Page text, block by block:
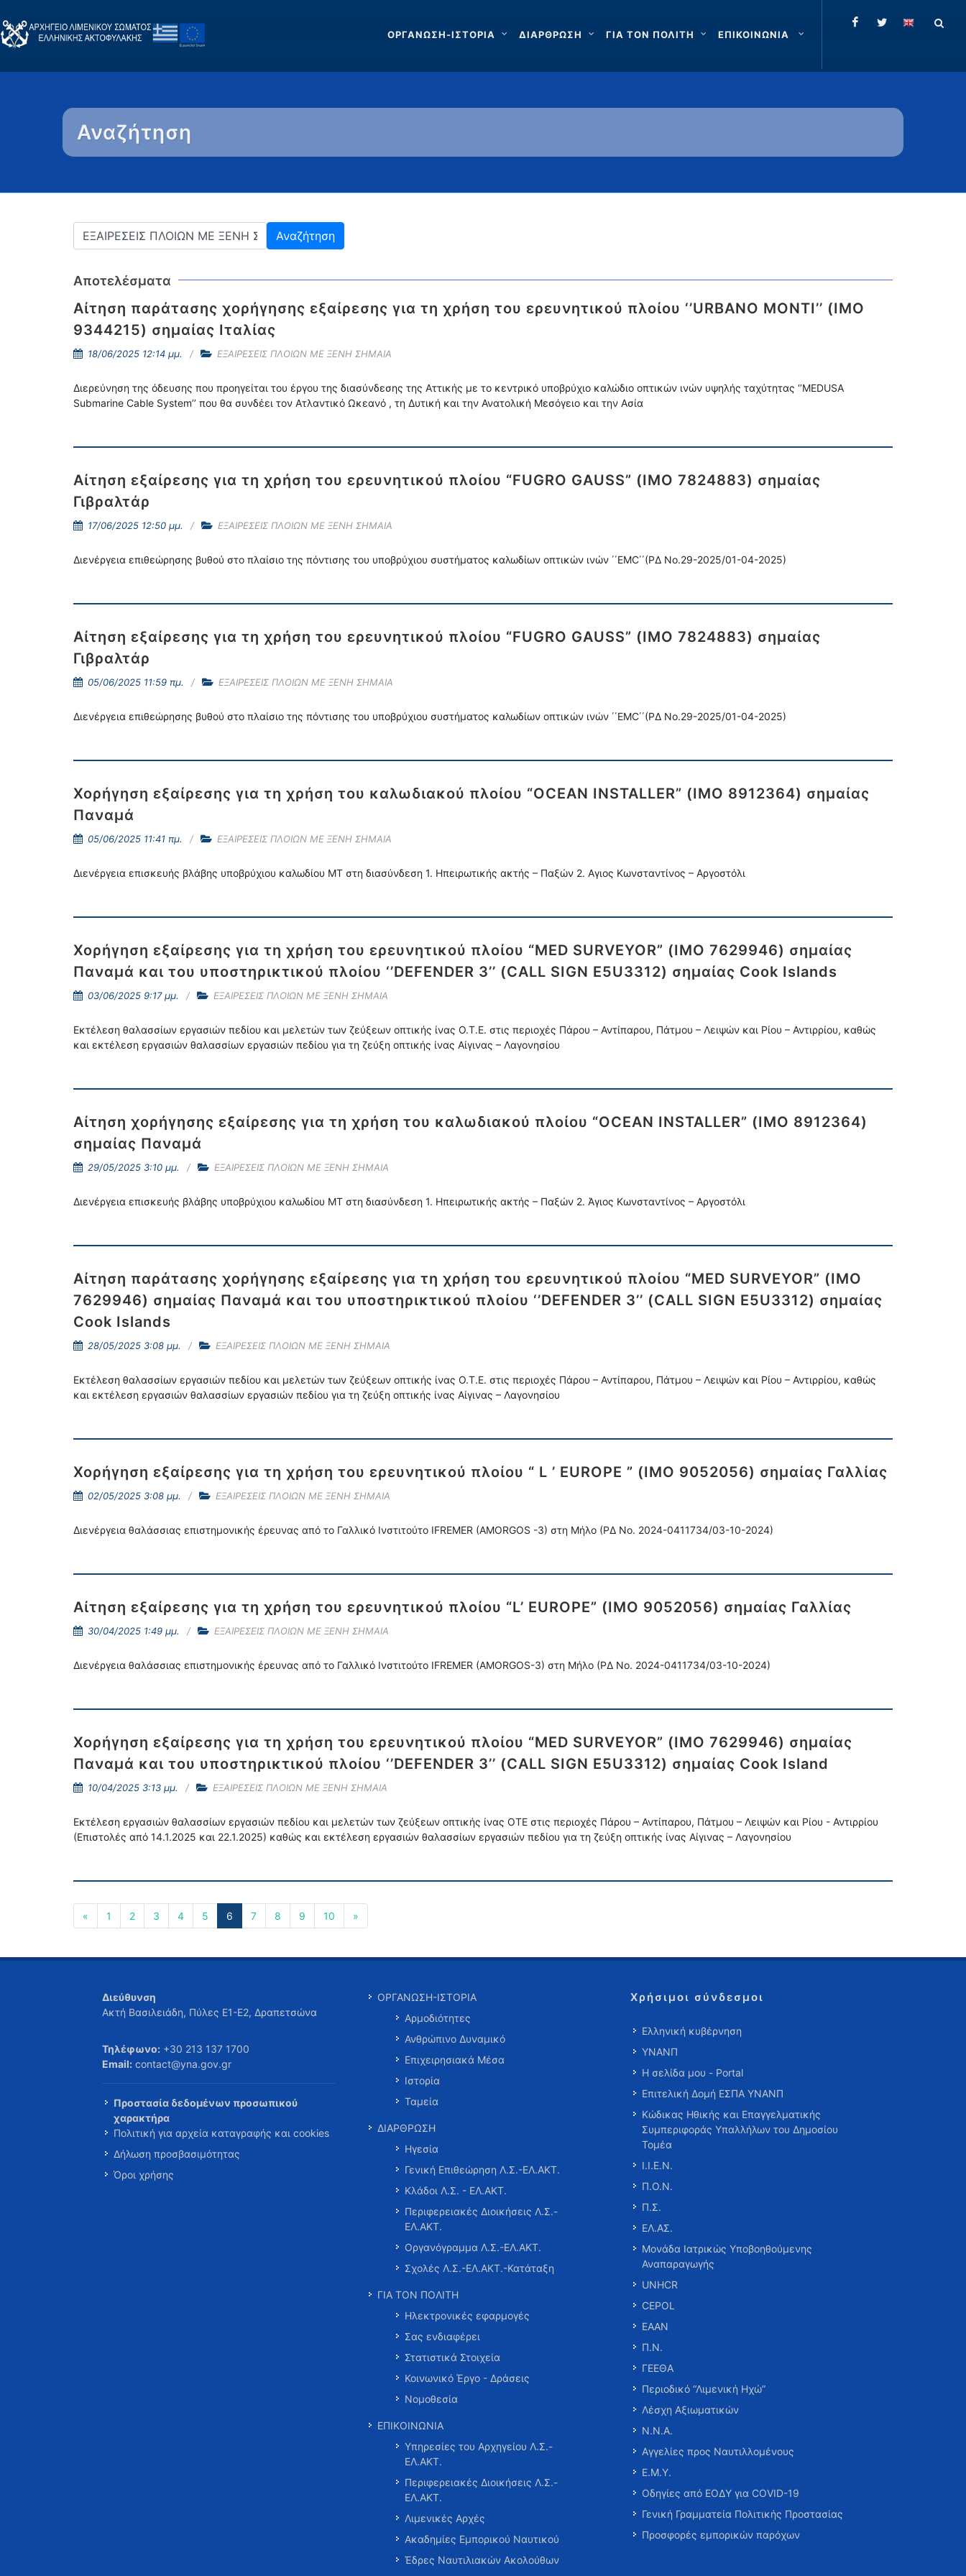
ΟΡΓΑΝΩΣΗ-ΙΣΤΟΡΙΑ ΔΙΑΡΘΡΩΣΗ ΓΙΑ ΤΟΝ ΠΟΛΙΤΗ ΕΠΙΚΟΙΝΩΝΙΑ
Αναζήτηση
Αποτελέσματα
Αίτηση παράτασης χορήγησης εξαίρεσης για τη χρήση του ερευνητικού πλοίου ‘’URBANO MONTI’’ (IMO
9344215) σημαίας Ιταλίας
18/06/2025 12:14 μμ. ΕΞΑΙΡΕΣΕΙΣ ΠΛΟΙΩΝ ΜΕ ΞΕΝΗ ΣΗΜΑΙΑ
Διερεύνηση της όδευσης που προηγείται του έργου της διασύνδεσης της Αττικής με το κεντρικό υποβρύχιο καλώδιο οπτικών ινών υψηλής ταχύτητας ‘’MEDUSA
Submarine Cable System’’ που θα συνδέει τον Ατλαντικό Ωκεανό , τη Δυτική και την Ανατολική Μεσόγειο και την Ασία
Αίτηση εξαίρεσης για τη χρήση του ερευνητικού πλοίου “FUGRO GAUSS” (IMO 7824883) σημαίας
Γιβραλτάρ
17/06/2025 12:50 μμ. ΕΞΑΙΡΕΣΕΙΣ ΠΛΟΙΩΝ ΜΕ ΞΕΝΗ ΣΗΜΑΙΑ
Διενέργεια επιθεώρησης βυθού στο πλαίσιο της πόντισης του υποβρύχιου συστήματος καλωδίων οπτικών ινών ΄΄EMC΄΄(ΡΔ Νο.29-2025/01-04-2025)
Αίτηση εξαίρεσης για τη χρήση του ερευνητικού πλοίου “FUGRO GAUSS” (IMO 7824883) σημαίας
Γιβραλτάρ
05/06/2025 11:59 πμ. ΕΞΑΙΡΕΣΕΙΣ ΠΛΟΙΩΝ ΜΕ ΞΕΝΗ ΣΗΜΑΙΑ
Διενέργεια επιθεώρησης βυθού στο πλαίσιο της πόντισης του υποβρύχιου συστήματος καλωδίων οπτικών ινών ΄΄EMC΄΄(ΡΔ Νο.29-2025/01-04-2025)
Χορήγηση εξαίρεσης για τη χρήση του καλωδιακού πλοίου “OCEAN INSTALLER” (IMO 8912364) σημαίας
Παναμά
05/06/2025 11:41 πμ. ΕΞΑΙΡΕΣΕΙΣ ΠΛΟΙΩΝ ΜΕ ΞΕΝΗ ΣΗΜΑΙΑ
Διενέργεια επισκευής βλάβης υποβρύχιου καλωδίου ΜΤ στη διασύνδεση 1. Ηπειρωτικής ακτής – Παξών 2. Αγιος Κωνσταντίνος – Αργοστόλι
Χορήγηση εξαίρεσης για τη χρήση του ερευνητικού πλοίου “MED SURVEYOR” (IMO 7629946) σημαίας
Παναμά και του υποστηρικτικού πλοίου ‘’DEFENDER 3’’ (CALL SIGN E5U3312) σημαίας Cook Islands
03/06/2025 9:17 μμ. ΕΞΑΙΡΕΣΕΙΣ ΠΛΟΙΩΝ ΜΕ ΞΕΝΗ ΣΗΜΑΙΑ
Εκτέλεση θαλασσίων εργασιών πεδίου και μελετών των ζεύξεων οπτικής ίνας Ο.Τ.Ε. στις περιοχές Πάρου – Αντίπαρου, Πάτμου – Λειψών και Ρίου – Αντιρρίου, καθώς
και εκτέλεση εργασιών θαλασσίων εργασιών πεδίου για τη ζεύξη οπτικής ίνας Αίγινας – Λαγονησίου
Αίτηση χορήγησης εξαίρεσης για τη χρήση του καλωδιακού πλοίου “OCEAN INSTALLER” (IMO 8912364)
σημαίας Παναμά
29/05/2025 3:10 μμ. ΕΞΑΙΡΕΣΕΙΣ ΠΛΟΙΩΝ ΜΕ ΞΕΝΗ ΣΗΜΑΙΑ
Διενέργεια επισκευής βλάβης υποβρύχιου καλωδίου ΜΤ στη διασύνδεση 1. Ηπειρωτικής ακτής – Παξών 2. Άγιος Κωνσταντίνος – Αργοστόλι
Αίτηση παράτασης χορήγησης εξαίρεσης για τη χρήση του ερευνητικού πλοίου “MED SURVEYOR” (IMO
7629946) σημαίας Παναμά και του υποστηρικτικού πλοίου ‘’DEFENDER 3’’ (CALL SIGN E5U3312) σημαίας
Cook Islands
28/05/2025 3:08 μμ. ΕΞΑΙΡΕΣΕΙΣ ΠΛΟΙΩΝ ΜΕ ΞΕΝΗ ΣΗΜΑΙΑ
Εκτέλεση θαλασσίων εργασιών πεδίου και μελετών των ζεύξεων οπτικής ίνας Ο.Τ.Ε. στις περιοχές Πάρου – Αντίπαρου, Πάτμου – Λειψών και Ρίου – Αντιρρίου, καθώς
και εκτέλεση εργασιών θαλασσίων εργασιών πεδίου για τη ζεύξη οπτικής ίνας Αίγινας – Λαγονησίου
Χορήγηση εξαίρεσης για τη χρήση του ερευνητικού πλοίου “ L ’ EUROPE ” (IMO 9052056) σημαίας Γαλλίας
02/05/2025 3:08 μμ. ΕΞΑΙΡΕΣΕΙΣ ΠΛΟΙΩΝ ΜΕ ΞΕΝΗ ΣΗΜΑΙΑ
Διενέργεια θαλάσσιας επιστημονικής έρευνας από το Γαλλικό Ινστιτούτο IFREMER (AMORGOS -3) στη Μήλο (ΡΔ Νο. 2024-0411734/03-10-2024)
Αίτηση εξαίρεσης για τη χρήση του ερευνητικού πλοίου “L’ EUROPE” (IMO 9052056) σημαίας Γαλλίας
30/04/2025 1:49 μμ. ΕΞΑΙΡΕΣΕΙΣ ΠΛΟΙΩΝ ΜΕ ΞΕΝΗ ΣΗΜΑΙΑ
Διενέργεια θαλάσσιας επιστημονικής έρευνας από το Γαλλικό Ινστιτούτο IFREMER (AMORGOS-3) στη Μήλο (ΡΔ Νο. 2024-0411734/03-10-2024)
Χορήγηση εξαίρεσης για τη χρήση του ερευνητικού πλοίου “MED SURVEYOR” (IMO 7629946) σημαίας
Παναμά και του υποστηρικτικού πλοίου ‘’DEFENDER 3’’ (CALL SIGN E5U3312) σημαίας Cook Island
10/04/2025 3:13 μμ. ΕΞΑΙΡΕΣΕΙΣ ΠΛΟΙΩΝ ΜΕ ΞΕΝΗ ΣΗΜΑΙΑ
Εκτέλεση εργασιών θαλασσίων εργασιών πεδίου και μελετών των ζεύξεων οπτικής ίνας ΟΤΕ στις περιοχές Πάρου – Αντίπαρου, Πάτμου – Λειψών και Ρίου - Αντιρρίου
(Επιστολές από 14.1.2025 και 22.1.2025) καθώς και εκτέλεση εργασιών θαλασσίων εργασιών πεδίου για τη ζεύξη οπτικής ίνας Αίγινας – Λαγονησίου
« 1 2 3 4 5 6 7 8 9 10 »
Διεύθυνση
Ακτή Βασιλειάδη, Πύλες Ε1-Ε2, Δραπετσώνα
Τηλέφωνο: +30 213 137 1700
Email: contact@yna.gov.gr
Προστασία δεδομένων προσωπικού
χαρακτήρα
Πολιτική για αρχεία καταγραφής και cookies
Δήλωση προσβασιμότητας
Όροι χρήσης
ΟΡΓΑΝΩΣΗ-ΙΣΤΟΡΙΑ
Αρμοδιότητες
Ανθρώπινο Δυναμικό
Επιχειρησιακά Μέσα
Ιστορία
Ταμεία
ΔΙΑΡΘΡΩΣΗ
Ηγεσία
Γενική Επιθεώρηση Λ.Σ.-ΕΛ.ΑΚΤ.
Κλάδοι Λ.Σ. - ΕΛ.ΑΚΤ.
Περιφερειακές Διοικήσεις Λ.Σ.-
ΕΛ.ΑΚΤ.
Οργανόγραμμα Λ.Σ.-ΕΛ.ΑΚΤ.
Σχολές Λ.Σ.-ΕΛ.ΑΚΤ.-Κατάταξη
ΓΙΑ ΤΟΝ ΠΟΛΙΤΗ
Ηλεκτρονικές εφαρμογές
Σας ενδιαφέρει
Στατιστικά Στοιχεία
Κοινωνικό Έργο - Δράσεις
Νομοθεσία
ΕΠΙΚΟΙΝΩΝΙΑ
Υπηρεσίες του Αρχηγείου Λ.Σ.-
ΕΛ.ΑΚΤ.
Περιφερειακές Διοικήσεις Λ.Σ.-
ΕΛ.ΑΚΤ.
Λιμενικές Αρχές
Ακαδημίες Εμπορικού Ναυτικού
Έδρες Ναυτιλιακών Ακολούθων
Χρήσιμοι σύνδεσμοι
Ελληνική κυβέρνηση
ΥΝΑΝΠ
Η σελίδα μου - Portal
Επιτελική Δομή ΕΣΠΑ ΥΝΑΝΠ
Κώδικας Ηθικής και Επαγγελματικής
Συμπεριφοράς Υπαλλήλων του Δημοσίου
Τομέα
Ι.Ι.Ε.Ν.
Π.Ο.Ν.
Π.Σ.
ΕΛ.ΑΣ.
Μονάδα Ιατρικώς Υποβοηθούμενης
Αναπαραγωγής
UNHCR
CEPOL
ΕΑΑΝ
Π.Ν.
ΓΕΕΘΑ
Περιοδικό “Λιμενική Ηχώ”
Λέσχη Αξιωματικών
Ν.Ν.Α.
Αγγελίες προς Ναυτιλλομένους
Ε.Μ.Υ.
Οδηγίες από ΕΟΔΥ για COVID-19
Γενική Γραμματεία Πολιτικής Προστασίας
Προσφορές εμπορικών παρόχων